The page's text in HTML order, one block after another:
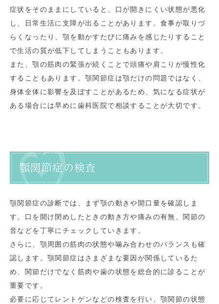
症状をそのままにしていると、口が開きにくい状態が悪化
し、日常生活に支障が出ることがあります。食事が取りづ
らくなったり、顎を動かすたびに痛みを感じたりすること
で生活の質が低下してしまうこともあります。
また、顎の筋肉の緊張が続くことで頭痛や肩こりが慢性化
することもあります。顎関節症は顎だけの問題ではなく、
身体全体に影響を及ぼすことがあるため、気になる症状が
ある場合には早めに歯科医院で相談することが大切です。
顎関節症の検査
顎関節症の診断では、まず顎の動きや開口量を確認しま
す。口を開け閉めしたときの動き方や痛みの有無、関節の
音などを丁寧にチェックしていきます。
さらに、顎周囲の筋肉の状態や噛み合わせのバランスも確
認します。顎関節症はさまざまな要因が関係しているた
め、関節だけでなく筋肉や歯の状態を総合的に診ることが
重要です。
必要に応じてレントゲンなどの検査を行い、顎関節の状態